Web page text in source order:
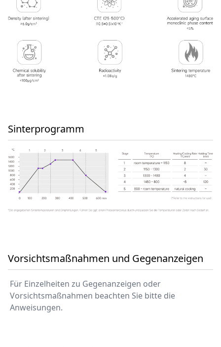
Sinterprogramm
Vorsichtsmaßnahmen und Gegenanzeigen
Für Einzelheiten zu Gegenanzeigen oder
Vorsichtsmaßnahmen beachten Sie bitte die
Anweisungen.